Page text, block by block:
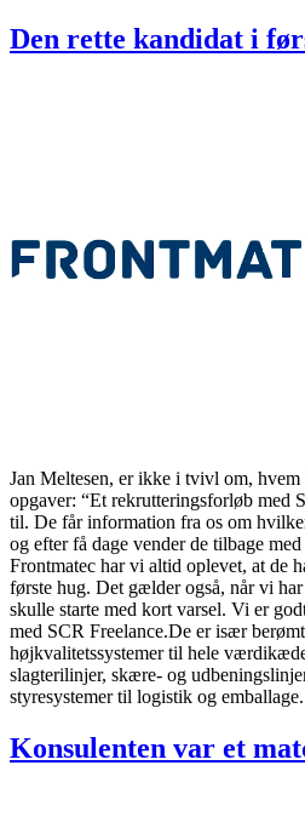
Den rette kandidat i
Jan Meltesen, er ikke i tvivl om,
opgaver: “Et rekrutteringsforløb med
til. De får information fra os om
og efter få dage vender de tilbage
Frontmatec har vi altid oplevet, at de
første hug. Det gælder også, når vi
skulle starte med kort varsel. Vi er
med SCR Freelance.De er især
højkvalitetssystemer til hele
slagterilinjer, skære- og
styresystemer til logistik og emballage.
Konsulenten var et